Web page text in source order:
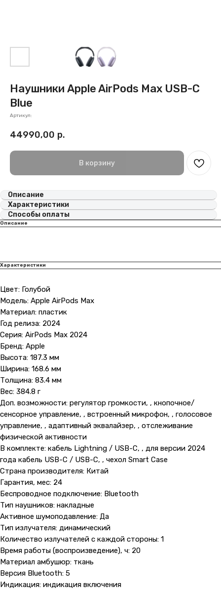
Наушники Apple AirPods Max USB-C
Blue
Артикул:
44990,00 р.
В корзину
Описание
Характеристики
Способы оплаты
Описание
Характеристики
Цвет: Голубой
Модель: Apple AirPods Max
Материал: пластик
Год релиза: 2024
Серия: AirPods Max 2024
Бренд: Apple
Высота: 187.3 мм
Ширина: 168.6 мм
Толщина: 83.4 мм
Вес: 384.8 г
Доп. возможности: регулятор громкости, , кнопочное/
сенсорное управление, , встроенный микрофон, , голосовое
управление, , aдаптивный эквалайзер, , отслеживание
физической активности
В комплекте: кабель Lightning / USB-C, , для версии 2024
года кабель USB-C / USB-C, , чехол Smart Case
Страна производителя: Китай
Гарантия, мес: 24
Беспроводное подключение: Bluetooth
Тип наушников: накладные
Активное шумоподавление: Да
Тип излучателя: динамический
Количество излучателей с каждой стороны: 1
Время работы (воспроизведение), ч: 20
Материал амбушюр: ткань
Версия Bluetooth: 5
Индикация: индикация включения